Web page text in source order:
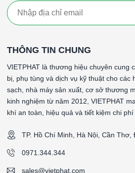
Ngành Công Nghiệp Ô Tô:
hệ thống truyền động của ô
Thiết Bị Đóng Gói:
Dùng trong
dây chuyền sản xuất yêu
Ngành Công Nghiệp Giấy và
Máy móc công nghiệp:
móc của ngành công nghiệp
THÔNG TIN CHUNG
VIETPHAT là thương hiệu chuyên cung
bị, phụ tùng và dịch vụ kỹ thuật cho các
sạch, nhà máy sản xuất, cơ sở thương
kinh nghiệm từ năm 2012, VIETPHAT
khí an toàn, hiệu quả và tiết kiệm chi phí
TP. Hồ Chí Minh, Hà Nội, Cần
0971.344.344
sales@vietphat.com